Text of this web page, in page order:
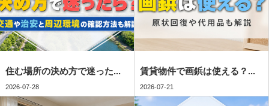
住む場所の決め方で迷った...
2026-07-28
賃貸物件で画鋲は使える？...
2026-07-21